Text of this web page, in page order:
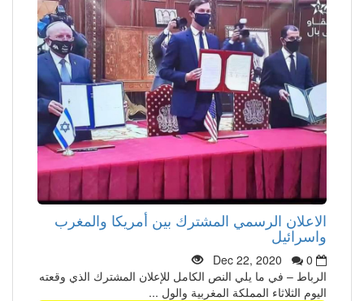
الاعلان الرسمي المشترك بين أمريكا والمغرب
واسرائيل
Dec 22, 2020
0
الرباط – في ما يلي النص الكامل للإعلان المشترك الذي وقعته
اليوم الثلاثاء المملكة المغربية والول ...